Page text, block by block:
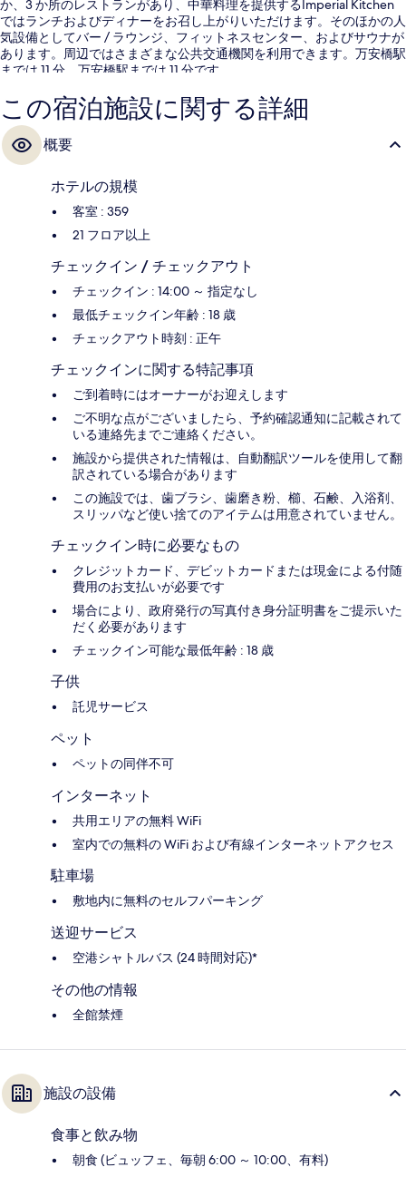
か、3 か所のレストランがあり、中華料理を提供するImperial Kitchen
ではランチおよびディナーをお召し上がりいただけます。そのほかの人
気設備としてバー / ラウンジ、フィットネスセンター、およびサウナが
あります。周辺ではさまざまな公共交通機関を利用できます。万安橋駅
までは 11 分、万安橋駅までは 11 分です。
この宿泊施設に関する詳細
概要
ホテルの規模
客室 : 359
21 フロア以上
チェックイン / チェックアウト
チェックイン : 14:00 ～ 指定なし
最低チェックイン年齢 : 18 歳
チェックアウト時刻 : 正午
チェックインに関する特記事項
ご到着時にはオーナーがお迎えします
ご不明な点がございましたら、予約確認通知に記載されて
いる連絡先までご連絡ください。
施設から提供された情報は、自動翻訳ツールを使用して翻
訳されている場合があります
この施設では、歯ブラシ、歯磨き粉、櫛、石鹸、入浴剤、
スリッパなど使い捨てのアイテムは用意されていません。
チェックイン時に必要なもの
クレジットカード、デビットカードまたは現金による付随
費用のお支払いが必要です
場合により、政府発行の写真付き身分証明書をご提示いた
だく必要があります
チェックイン可能な最低年齢 : 18 歳
子供
託児サービス
ペット
ペットの同伴不可
インターネット
共用エリアの無料 WiFi
室内での無料の WiFi および有線インターネットアクセス
駐車場
敷地内に無料のセルフパーキング
送迎サービス
空港シャトルバス (24 時間対応)*
その他の情報
全館禁煙
施設の設備
食事と飲み物
朝食 (ビュッフェ、毎朝 6:00 ～ 10:00、有料)